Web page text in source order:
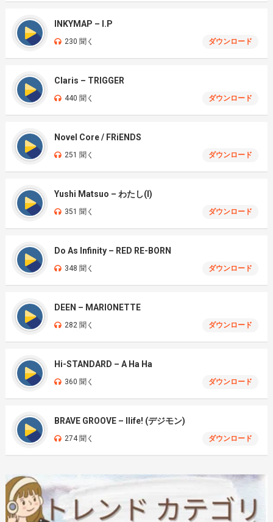
INKYMAP – I.P
230 聞く ダウンロード
Claris – TRIGGER
440 聞く ダウンロード
Novel Core / FRiENDS
251 聞く ダウンロード
Yushi Matsuo – わたし(I)
351 聞く ダウンロード
Do As Infinity – RED RE-BORN
348 聞く ダウンロード
DEEN – MARIONETTE
282 聞く ダウンロード
Hi-STANDARD – A Ha Ha
360 聞く ダウンロード
BRAVE GROOVE – Ilife! (デジモン)
274 聞く ダウンロード